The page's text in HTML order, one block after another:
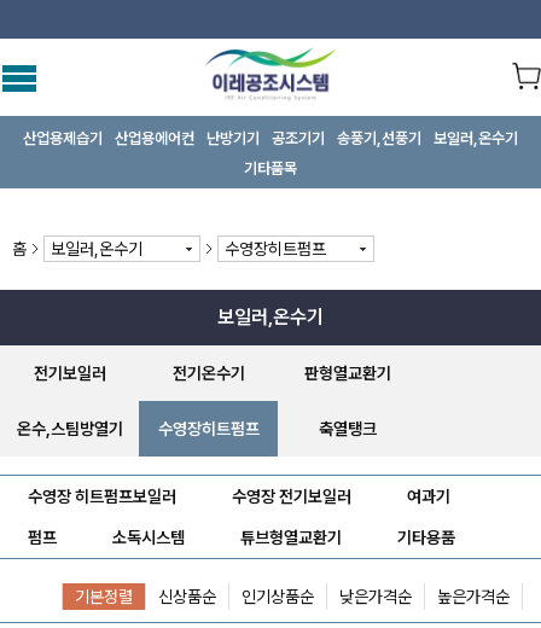
산업용제습기 산업용에어컨 난방기기 공조기기 송풍기,선풍기
보일러,온수기
기타품목
홈 보일러,온수기 수영장히트펌프
보일러,온수기
전기보일러 전기온수기 판형열교환기
온수,스팀방열기 수영장히트펌프 축열탱크
수영장 히트펌프보일러 수영장 전기보일러 여과기
펌프 소독시스템 튜브형열교환기 기타용품
기본정렬 신상품순 인기상품순 낮은가격순 높은가격순